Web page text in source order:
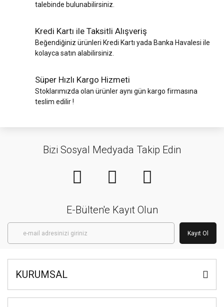
talebinde bulunabilirsiniz.
Kredi Kartı ile Taksitli Alışveriş
Beğendiğiniz ürünleri Kredi Kartı yada Banka Havalesi ile
kolayca satın alabilirsiniz.
Süper Hızlı Kargo Hizmeti
Stoklarımızda olan ürünler aynı gün kargo firmasına
teslim edilir !
Bizi Sosyal Medyada Takip Edin
E-Bülten'e Kayıt Olun
Kayıt Ol
KURUMSAL